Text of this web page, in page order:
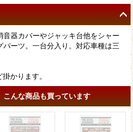
音器カバーやジャッキ台他をシャー
パーツ。一台分入り。対応車種は三
かります。
こんな商品も買っています